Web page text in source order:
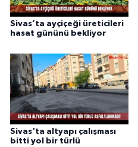
Sivas’ta ayçiçeği üreticileri
hasat gününü bekliyor
Sivas'ta altyapı çalışması
bitti yol bir türlü